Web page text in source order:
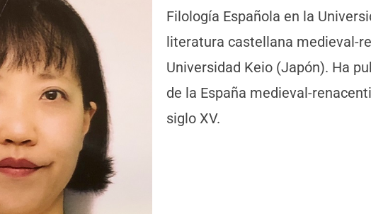
Filología Española en la
literatura castellana medieval-
Universidad Keio (Japón). Ha
de la España medieval-
siglo XV.